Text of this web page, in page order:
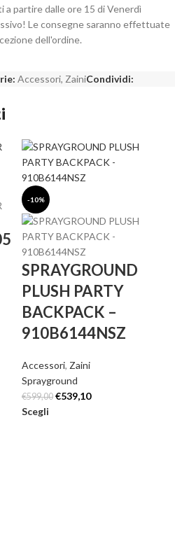
partire dalle ore 15 di Venerdì
Le consegne saranno effettuate
dell'ordine.
Accessori, ZainiCondividi:
-10%
SPRAYGROUND
PLUSH PARTY
BACKPACK –
910B6144NSZ
Accessori, Zaini
Sprayground
€599,00 €539,10
Scegli